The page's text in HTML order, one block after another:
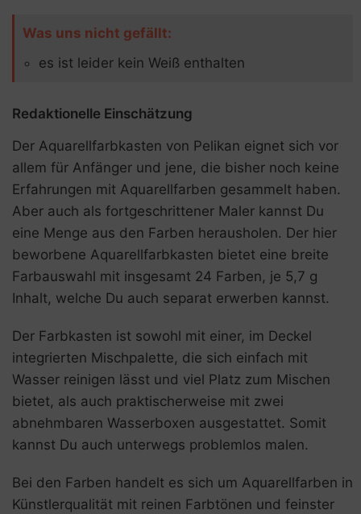
Was uns nicht gefällt:
es ist leider kein Weiß enthalten
Redaktionelle Einschätzung
Der Aquarellfarbkasten von Pelikan eignet sich vor
allem für Anfänger und jene, die bisher noch keine
Erfahrungen mit Aquarellfarben gesammelt haben.
Aber auch als fortgeschrittener Maler kannst Du
eine Menge aus den Farben herausholen. Der hier
beworbene Aquarellfarbkasten bietet eine breite
Farbauswahl mit insgesamt 24 Farben, je 5,7 g
Inhalt, welche Du auch separat erwerben kannst.
Der Farbkasten ist sowohl mit einer, im Deckel
integrierten Mischpalette, die sich einfach mit
Wasser reinigen lässt und viel Platz zum Mischen
bietet, als auch praktischerweise mit zwei
abnehmbaren Wasserboxen ausgestattet. Somit
kannst Du auch unterwegs problemlos malen.
Bei den Farben handelt es sich um Aquarellfarben in
Künstlerqualität mit reinen Farbtönen und feinster